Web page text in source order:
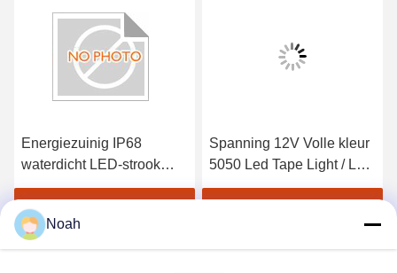
Energiezuinig IP68
waterdicht LED-strook
waterdicht 12V DC5V
voor binnenshuis alleen
IP65
Spanning 12V Volle kleur
5050 Led Tape Light / Led
Strip Light met IP65
Noah